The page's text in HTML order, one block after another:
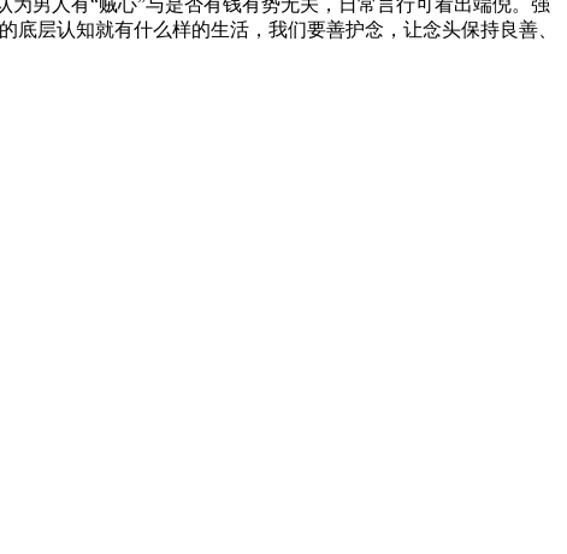
层认知就有什么样的生活，我们要善护念，让念头保持良善、